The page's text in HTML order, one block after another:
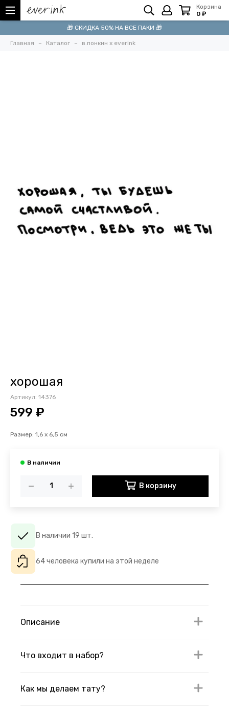
Корзина
0 ₽
🎁 СКИДКА 50% НА ВСЕ ПАКИ 🎁
Главная Каталог в.понкин x everink
хорошая
Артикул: 14376
599 ₽
Размер: 1,6 х 6,5 см
В корзину
В наличии 19 шт.
64 человека купили на этой неделе
Описание
Что входит в набор?
Как мы делаем тату?